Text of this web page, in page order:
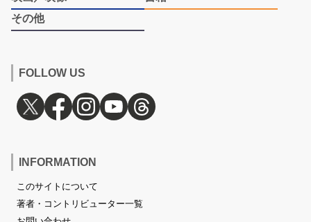
その他
FOLLOW US
INFORMATION
このサイトについて
著者・コントリビューター一覧